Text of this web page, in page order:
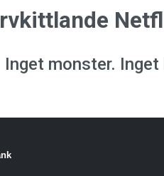
monster.